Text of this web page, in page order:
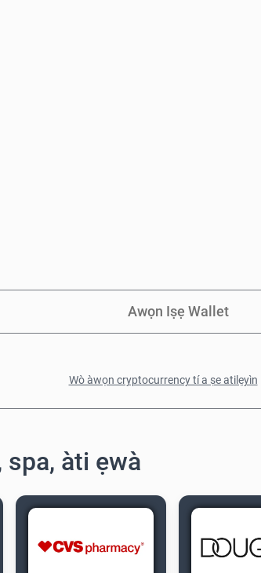
Awọn Iṣẹ Wallet
Wò àwọn cryptocurrency tí a ṣe atilẹyìn
àti ẹwà